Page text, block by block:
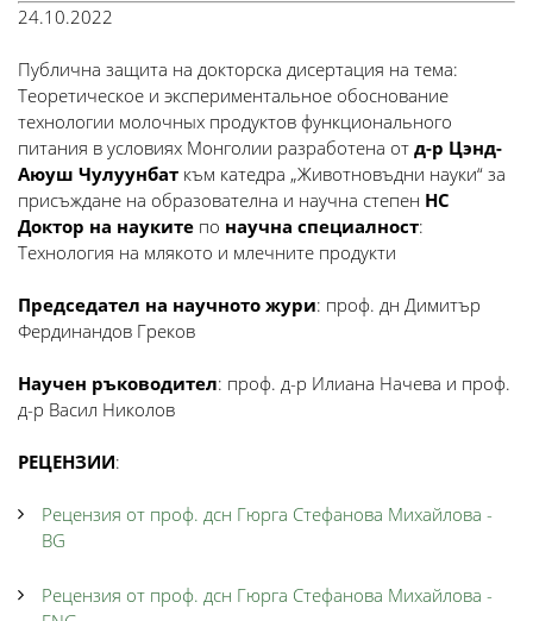
24.10.2022
Публична защита на докторска дисертация на тема:
Теоретическое и экспериментальное обоснование
технологии молочных продуктов функционального
питания в условиях Монголии разработена от д-р Цэнд-
Аюуш Чулуунбат към катедра „Животновъдни науки“ за
присъждане на образователна и научна степен НС
Доктор на науките по научна специалност:
Технология на млякото и млечните продукти
Председател на научното жури: проф. дн Димитър
Фердинандов Греков
Научен ръководител: проф. д-р Илиана Начева и проф.
д-р Васил Николов
РЕЦЕНЗИИ:
Рецензия от проф. дсн Гюрга Стефанова Михайлова -
BG
Рецензия от проф. дсн Гюрга Стефанова Михайлова -